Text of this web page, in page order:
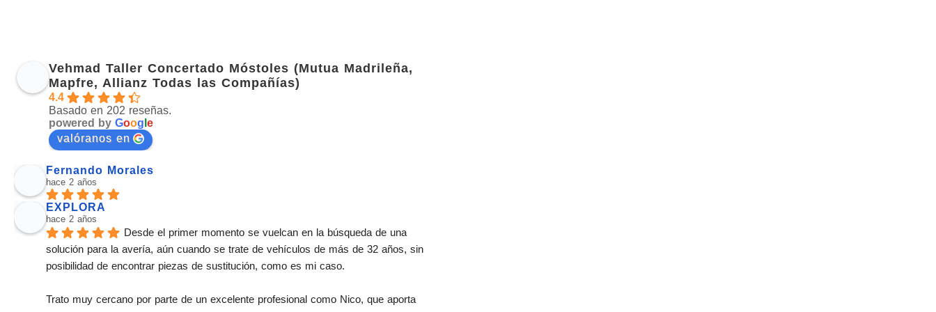
Vehmad Taller Concertado Móstoles (Mutua Madrileña,
Mapfre, Allianz Todas las Compañías)
4.4
Basado en 202 reseñas.
powered by Goog e
valóranos en
Fernando Morales
hace 2 años
EXPLORA
hace 2 años
Desde el primer momento se vuelcan en la búsqueda de una
solución para la avería, aún cuando se trate de vehículos de más de 32 años, sin
posibilidad de encontrar piezas de sustitución, como es mi caso.
Trato muy cercano por parte de un excelente profesional como Nico, que aporta